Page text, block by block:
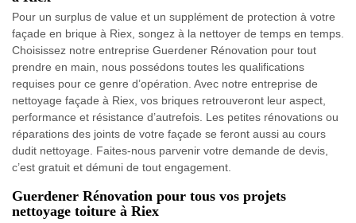
Pour un surplus de value et un supplément de protection à votre
façade en brique à Riex, songez à la nettoyer de temps en temps.
Choisissez notre entreprise Guerdener Rénovation pour tout
prendre en main, nous possédons toutes les qualifications
requises pour ce genre d’opération. Avec notre entreprise de
nettoyage façade à Riex, vos briques retrouveront leur aspect,
performance et résistance d’autrefois. Les petites rénovations ou
réparations des joints de votre façade se feront aussi au cours
dudit nettoyage. Faites-nous parvenir votre demande de devis,
c’est gratuit et démuni de tout engagement.
Guerdener Rénovation pour tous vos projets
nettoyage toiture à Riex